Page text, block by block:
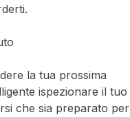
la tua prossima
ispezionare il tuo
che sia preparato per